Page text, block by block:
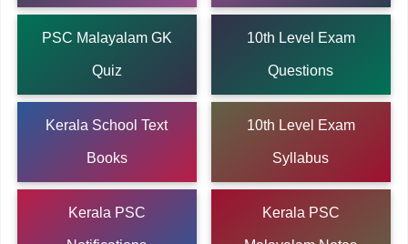
PSC Malayalam GK
Quiz
10th Level Exam
Questions
Kerala School Text
Books
10th Level Exam
Syllabus
Kerala PSC Kerala PSC